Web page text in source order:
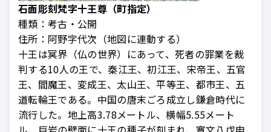
石面彫刻梵字十王尊（町指定）
種類： 考古・公開
住所： 阿野字代次（地図に連動する）
十王は冥界（仏の世界）にあって、死者の罪業を裁
判する10人の王で、秦江王、初江王、宋帝王、五官
王、閻魔王、変成王、太山王、平等王、都市王、五
道転輪王である。中国の唐末ごろ成立し鎌倉時代に
流行した。地上高3.78メートル、横幅5.55メート